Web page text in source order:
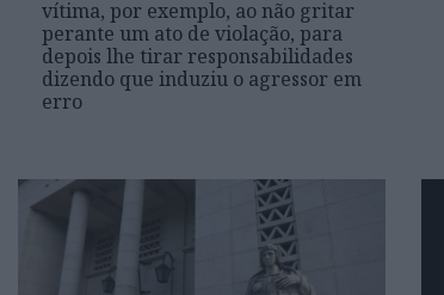
vítima, por exemplo, ao não gritar
perante um ato de violação, para
depois lhe tirar responsabilidades
dizendo que induziu o agressor em
erro